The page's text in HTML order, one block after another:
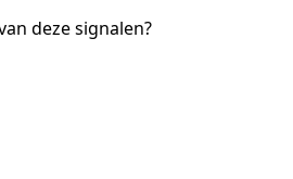
deze signalen?